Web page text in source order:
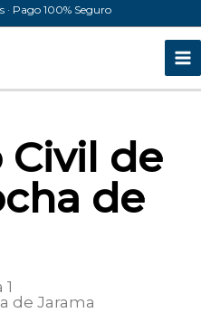
· Pago 100% Seguro
Civil de
de
de Jarama